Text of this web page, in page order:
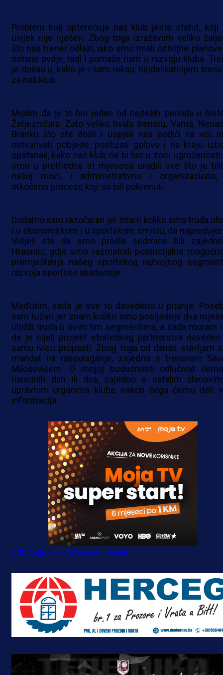
Problem koji opterećuje naš klub jeste statut, koji
uvijek nije riješen. Zbog toga izražavam veliko
što naš trener odlazi, iako smo imali ozbiljne
ostane ovdje, radi i pomaže nam u razvoju kluba.
je došao u, kako je i sam rekao, najdelikatnijem
za naš klub.
Mislim da je to bio jedan od najtežih perioda u
Željezničara. Zato veliko hvala treneru, Vama,
Branku što ste došli i uspjeli nas podići na viši
ostvarivati pobjede, postizati golove i na kraju
opstanak, kako naš klub ne bi bio u zoni
smo u prethodna tri mjeseca uradili sve što je
našoj moći, i administrativno i organizaciono,
otkočimo procese koji su bili pokrenuti.
Dodatno sam razočaran jer znam koliko smo truda
i u ekonomskom i u sportskom smislu, da
Vidjeli ste da smo prošle sedmice bili
Hrasnici, gdje smo razmatrali potencijalne
premještanja našeg sportskog razvojnog
razvoja sportske akademije.
Međutim, sada je sve to dovedeno u pitanje.
sam tužan jer znam koliko smo posljednja dva
uložili truda u svim tim segmentima, a sada moram
da je cijeli projekt strateškog partnerstva
samu ivicu propasti. Zbog toga od danas stavljam
mandat na raspolaganje, zajedno s trenerom
Miloševićem. O mojoj budućnosti odlučivat
narednih dan ili dva, zajedno s ostalim
upravnim organima kluba, nakon čega ćemo dati
informacija.
#FK Željezničar #Savo Milošević